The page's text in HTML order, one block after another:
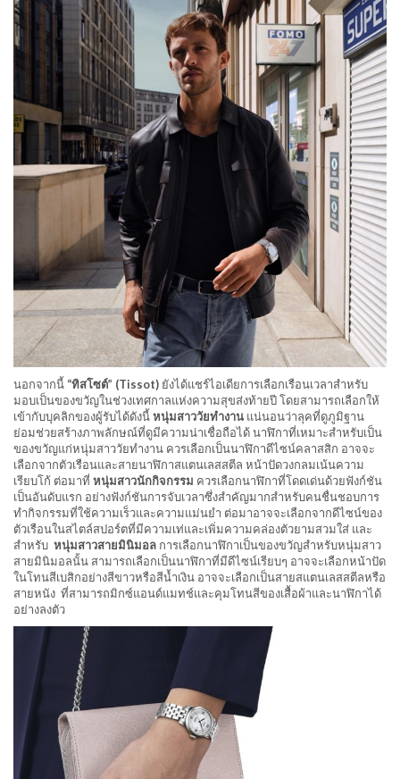
นอกจากนี้ “ทิสโซต์” (Tissot) ยังได้แชร์ไอเดียการเลือกเรือนเวลาสำหรับ
มอบเป็นของขวัญในช่วงเทศกาลแห่งความสุขส่งท้ายปี โดยสามารถเลือกให้
เข้ากับบุคลิกของผู้รับได้ดังนี้หนุ่มสาววัยทำงาน แน่นอนว่าลุคที่ดูภูมิฐาน
ย่อมช่วยสร้างภาพลักษณ์ที่ดูมีความน่าเชื่อถือได้ นาฬิกาที่เหมาะสำหรับเป็น
ของขวัญแก่หนุ่มสาววัยทำงาน ควรเลือกเป็นนาฬิกาดีไซน์คลาสสิก อาจจะ
เลือกจากตัวเรือนและสายนาฬิกาสแตนเลสสตีล หน้าปัดวงกลมเน้นความ
เรียบโก้ ต่อมาที่ หนุ่มสาวนักกิจกรรม ควรเลือกนาฬิกาที่โดดเด่นด้วยฟังก์ชัน
เป็นอันดับแรก อย่างฟังก์ชันการจับเวลาซึ่งสำคัญมากสำหรับคนชื่นชอบการ
ทำกิจกรรมที่ใช้ความเร็วและความแม่นยำ ต่อมาอาจจะเลือกจากดีไซน์ของ
ตัวเรือนในสไตล์สปอร์ตที่มีความเท่และเพิ่มความคล่องตัวยามสวมใส่ และ
สำหรับ หนุ่มสาวสายมินิมอล การเลือกนาฬิกาเป็นของขวัญสำหรับหนุ่มสาว
สายมินิมอลนั้น สามารถเลือกเป็นนาฬิกาที่มีดีไซน์เรียบๆ อาจจะเลือกหน้าปัด
ในโทนสีเบสิกอย่างสีขาวหรือสีน้ำเงิน อาจจะเลือกเป็นสายสแตนเลสสตีลหรือ
สายหนัง ที่สามารถมิกซ์แอนด์แมทช์และคุมโทนสีของเสื้อผ้าและนาฬิกาได้
อย่างลงตัว